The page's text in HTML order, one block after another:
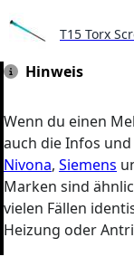
T15 Torx
Hinweis
Wenn du einen
auch die Infos
Nivona, Siemens
Marken sind
vielen Fällen
Heizung oder